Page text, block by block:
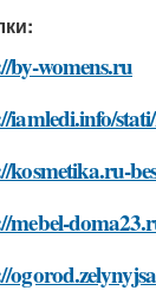
by-womens.ru
iamledi.info/
kosmetika.ru-
mebel-